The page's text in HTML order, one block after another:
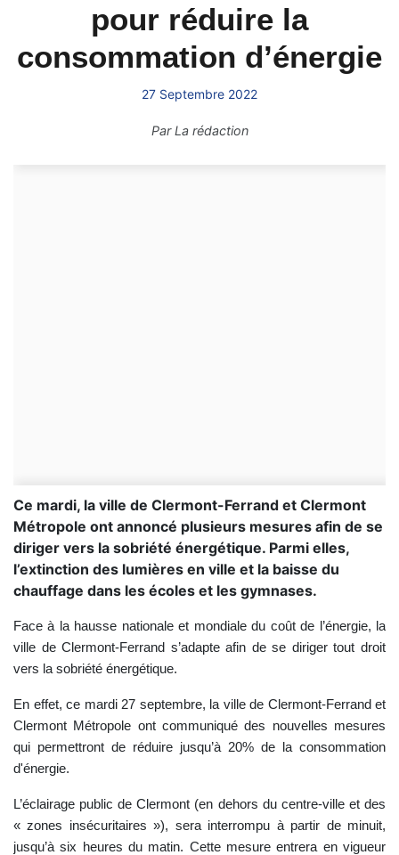
pour réduire la
consommation d’énergie
27 Septembre 2022
ParLa rédaction
Ce mardi, la ville de Clermont-Ferrand et Clermont
Métropole ont annoncé plusieurs mesures afin de se
diriger vers la sobriété énergétique. Parmi elles,
l’extinction des lumières en ville et la baisse du
chauffage dans les écoles et les gymnases.
Face à la hausse nationale et mondiale du coût de l’énergie, la
ville de Clermont-Ferrand s’adapte afin de se diriger tout droit
vers la sobriété énergétique.
En effet, ce mardi 27 septembre, la ville de Clermont-Ferrand et
Clermont Métropole ont communiqué des nouvelles mesures
qui permettront de réduire jusqu’à 20% de la consommation
d'énergie.
L’éclairage public de Clermont (en dehors du centre-ville et des
« zones insécuritaires »), sera interrompu à partir de minuit,
jusqu’à six heures du matin. Cette mesure entrera en vigueur